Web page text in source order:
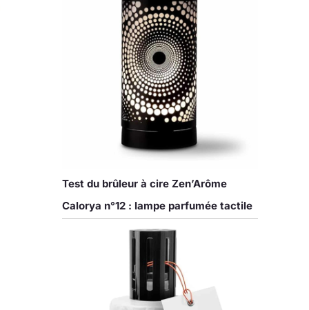
Test du brûleur à cire Zen’Arôme
Calorya n°12 : lampe parfumée tactile